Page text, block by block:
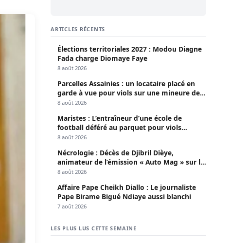
ARTICLES RÉCENTS
Élections territoriales 2027 : Modou Diagne
Fada charge Diomaye Faye
8 août 2026
Parcelles Assainies : un locataire placé en
garde à vue pour viols sur une mineure de
13 ans
8 août 2026
Maristes : L’entraîneur d’une école de
football déféré au parquet pour viols
répétés sur mineurs
8 août 2026
Nécrologie : Décès de Djibril Dièye,
animateur de l’émission « Auto Mag » sur la
TFM
8 août 2026
Affaire Pape Cheikh Diallo : Le journaliste
Pape Birame Bigué Ndiaye aussi blanchi
7 août 2026
LES PLUS LUS CETTE SEMAINE